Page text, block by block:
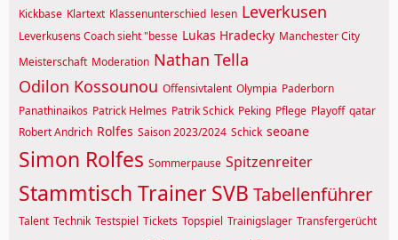
Kickbase Klartext Klassenunterschied lesen Leverkusen
Leverkusens Coach sieht "besse Lukas Hradecky Manchester City
Meisterschaft Moderation Nathan Tella
Odilon Kossounou Offensivtalent Olympia Paderborn
Panathinaikos Patrick Helmes Patrik Schick Peking Pflege Playoff qatar
Robert Andrich Rolfes Saison 2023/2024 Schick seoane
Simon Rolfes Sommerpause Spitzenreiter
Stammtisch Trainer SVB Tabellenführer
Talent Technik Testspiel Tickets Topspiel Trainigslager Transfergerücht